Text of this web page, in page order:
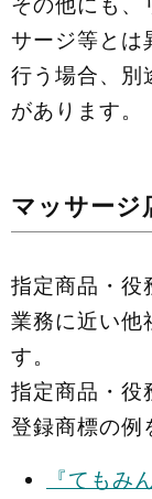
サージ等とは
行う場合、別
があります。
マッサージ
指定商品・役
業務に近い他
す。
指定商品・役
登録商標の例
『てもみ